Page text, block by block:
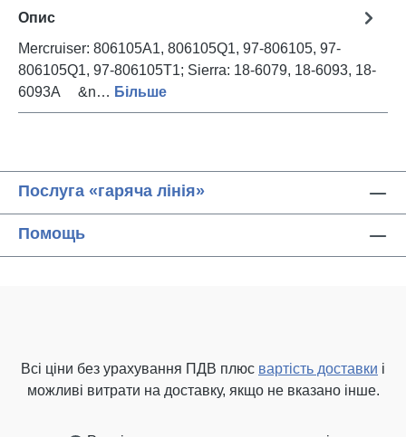
Опис
Mercruiser: 806105A1, 806105Q1, 97-806105, 97-
806105Q1, 97-806105T1; Sierra: 18-6079, 18-6093, 18-
6093A &n… Більше
Послуга «гаряча лінія»
Помощь
Всі ціни без урахування ПДВ плюс вартість доставки і
можливі витрати на доставку, якщо не вказано інше.